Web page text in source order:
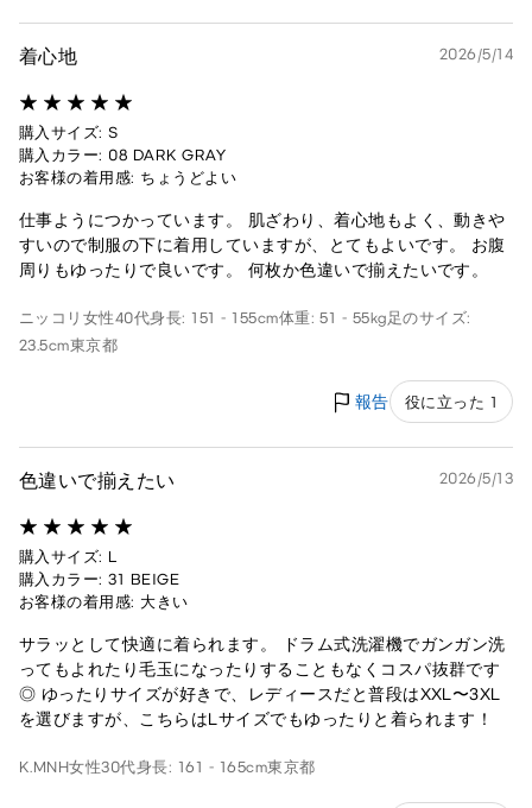
着心地 2026/5/14
購入サイズ: S
購入カラー: 08 DARK GRAY
お客様の着用感: ちょうどよい
仕事ようにつかっています。 肌ざわり、着心地もよく、動きや
すいので制服の下に着用していますが、とてもよいです。 お腹
周りもゆったりで良いです。 何枚か色違いで揃えたいです。
ニッコリ 女性40代身長: 151 - 155cm体重: 51 - 55kg足のサイズ:
23.5cm東京都
報告 役に立った 1
色違いで揃えたい 2026/5/13
購入サイズ: L
購入カラー: 31 BEIGE
お客様の着用感: 大きい
サラッとして快適に着られます。 ドラム式洗濯機でガンガン洗
ってもよれたり毛玉になったりすることもなくコスパ抜群です
◎ ゆったりサイズが好きで、レディースだと普段はXXL〜3XL
を選びますが、こちらはLサイズでもゆったりと着られます！
K.MNH女性30代身長: 161 - 165cm東京都